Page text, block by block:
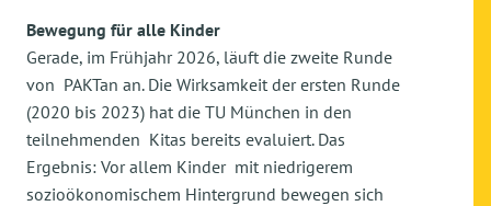
Bewegung für alle Kinder
Gerade, im Frühjahr 2026, läuft die zweite Runde
von PAKTan an. Die Wirksamkeit der ersten Runde
(2020 bis 2023) hat die TU München in den
teilnehmenden Kitas bereits evaluiert. Das
Ergebnis: Vor allem Kinder mit niedrigerem
sozioökonomischem Hintergrund bewegen sich